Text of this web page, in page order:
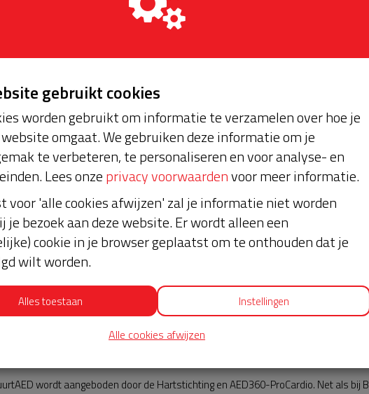
PLAATS Nieuws
wordt aangeboden door de Hartstichting en AED360-ProCardio. Net als bij
gebruikt cookies
worden gebruikt om informatie te verzamelen over hoe je
omgaat. We gebruiken deze informatie om je
te verbeteren, te personaliseren en voor analyse- en
Lees onzeprivacy voorwaardenvoor meer informatie.
voor 'alle cookies afwijzen' zal je informatie niet worden
je bezoek aan deze website. Er wordt alleen een
cookie in je browser geplaatst om te onthouden dat je
wilt worden.
Alles toestaan Instellingen
Alle cookies afwijzen